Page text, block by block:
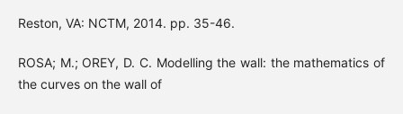
Reston, VA: NCTM, 2014. pp. 35-46.
ROSA; M.; OREY, D. C. Modelling the wall: the mathematics of
the curves on the wall of